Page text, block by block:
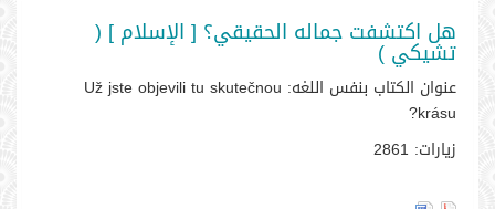
هل اكتشفت جماله الحقيقي؟ [ الإسلام ] (
تشيكي )
عنوان الكتاب بنفس اللغه: Už jste objevili tu skutečnou
krásu?
زيارات: